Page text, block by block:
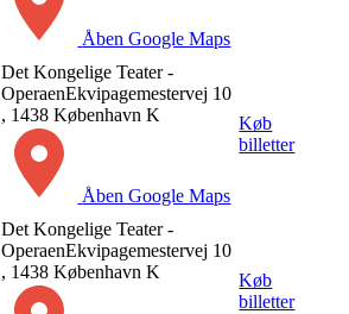
Åben Google Maps
Det Kongelige Teater -
OperaenEkvipagemestervej 10
, 1438 København K
Åben Google Maps
Køb
billetter
Det Kongelige Teater -
OperaenEkvipagemestervej 10
, 1438 København K
Køb
billetter